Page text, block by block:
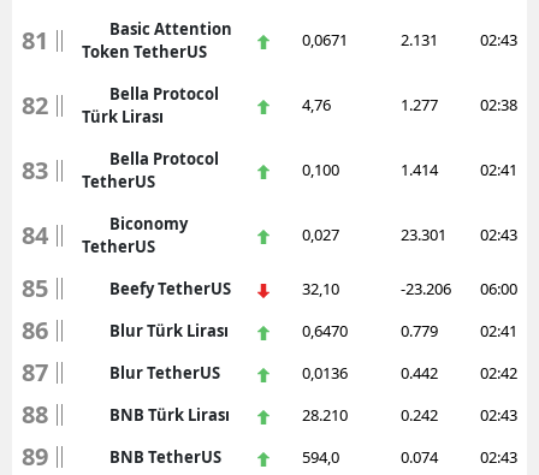
81
Basic Attention
Token TetherUS
0,0671 2.131 02:43
82
Bella Protocol
Türk Lirası
4,76 1.277 02:38
83
Bella Protocol
TetherUS
0,100 1.414 02:41
84
Biconomy
TetherUS
0,027 23.301 02:43
85 Beefy TetherUS 32,10 -23.206 06:00
86 Blur Türk Lirası 0,6470 0.779 02:41
87 Blur TetherUS 0,0136 0.442 02:42
88 BNB Türk Lirası 28.210 0.242 02:43
89 BNB TetherUS 594,0 0.074 02:43